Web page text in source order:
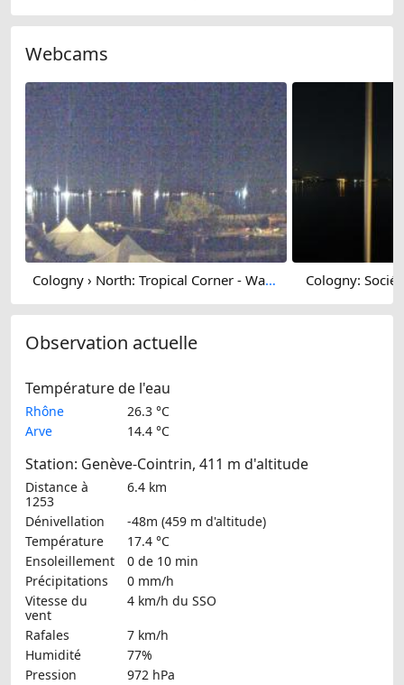
Webcams
Cologny › North: Tropical Corner - Wake Up School Of Wakeboard - Foil - Surf Cologny:
Observation actuelle
Température de l'eau
Rhône
26.3 °C
Arve
14.4 °C
Station: Genève-Cointrin, 411 m d'altitude
Distance à
1253
6.4 km
Dénivellation
-48m (459 m d'altitude)
Température
17.4 °C
Ensoleillement
0 de 10 min
Précipitations
0 mm/h
Vitesse du
vent
4 km/h du SSO
Rafales
7 km/h
Humidité
77%
Pression
972 hPa